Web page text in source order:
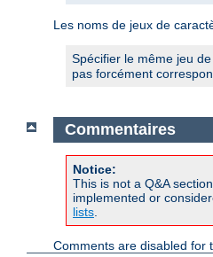
Les noms de jeux de
Spécifier le même jeu
pas forcément
Commentaires
Notice:
This is not a Q&A
implemented or
lists
Comments are disabled for